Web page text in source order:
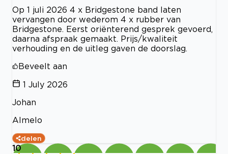
Op 1 juli 2026 4 x Bridgestone band laten
vervangen door wederom 4 x rubber van
Bridgestone. Eerst oriënterend gesprek gevoerd,
daarna afspraak gemaakt. Prijs/kwaliteit
verhouding en de uitleg gaven de doorslag.
Beveelt aan
1 July 2026
Johan
Almelo
delen
10